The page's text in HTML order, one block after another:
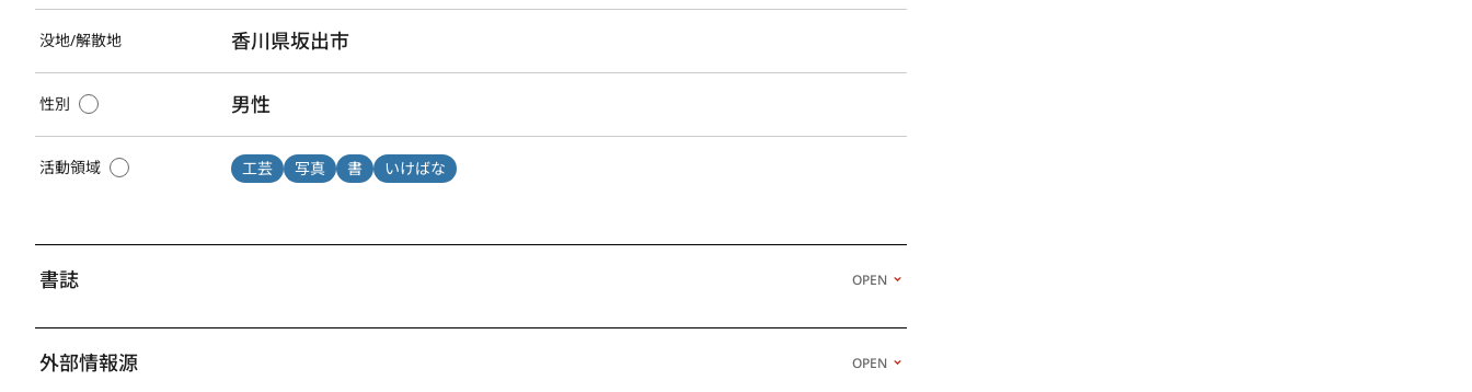
没地/解散地 香川県坂出市
性別 男性
活動領域 工芸 写真 書 いけばな
書誌 OPEN
外部情報源 OPEN